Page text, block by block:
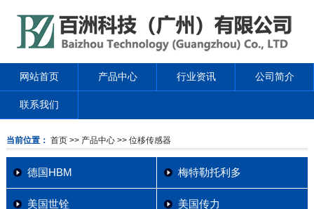
网站首页 产品中心 行业资讯 公司简介
联系我们
当前位置： 首页 >> 产品中心>> 位移传感器
德国HBM 梅特勒托利多
美国世铨 美国传力